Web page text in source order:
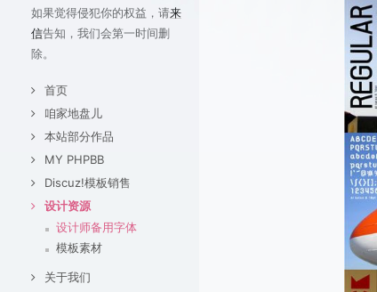
如果觉得侵犯你的权益，请来
信告知，我们会第一时间删
除。
首页
咱家地盘儿
本站部分作品
MY PHPBB
Discuz!模板销售
设计资源
设计师备用字体
模板素材
关于我们